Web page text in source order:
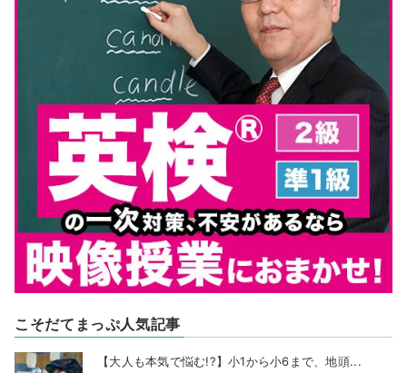
こそだてまっぷ人気記事
【大人も本気で悩む!?】小1から小6まで、地頭...